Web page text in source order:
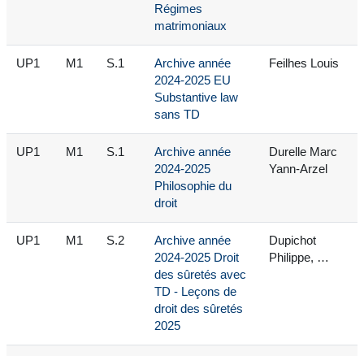
Régimes
matrimoniaux
UP1 M1 S.1
Archive année
2024-2025 EU
Substantive law
sans TD
Feilhes Louis
UP1 M1 S.1
Archive année
2024-2025
Philosophie du
droit
Durelle Marc
Yann-Arzel
UP1 M1 S.2
Archive année
2024-2025 Droit
des sûretés avec
TD - Leçons de
droit des sûretés
2025
Dupichot
Philippe, …